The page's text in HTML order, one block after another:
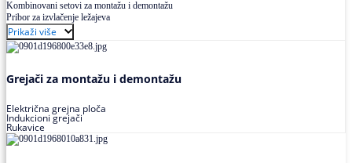
Kombinovani setovi za montažu i demontažu
Pribor za izvlačenje ležajeva
Prikaži više
Grejači za montažu i demontažu
Električna grejna ploča
Indukcioni grejači
Rukavice